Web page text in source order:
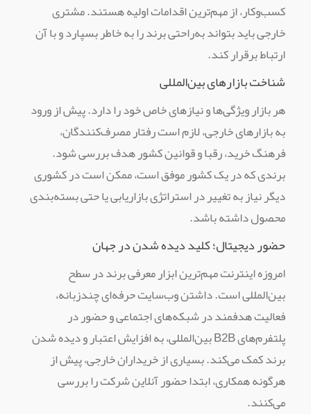
کسب‌وکار، از مهم‌ترین اقدامات اولیه هستند. مشتری
خارجی باید بتواند به‌راحتی برند را به خاطر بسپارد و با آن
ارتباط برقرار کند.
شناخت بازارهای بین‌المللی
هر بازار ویژگی‌ها و نیازهای خاص خود را دارد. پیش از ورود
به بازارهای خارجی، لازم است رفتار مصرف‌کنندگان،
فرهنگ خرید، رقبا و قوانین کشور هدف بررسی شود.
برندی که در یک کشور موفق است، ممکن است در کشوری
دیگر نیاز به تغییر در استراتژی بازاریابی یا حتی بسته‌بندی
محصول داشته باشد.
حضور دیجیتال؛ کلید دیده شدن در جهان
امروزه اینترنت مهم‌ترین ابزار معرفی برند در سطح
بین‌المللی است. داشتن وب‌سایت حرفه‌ای چندزبانه،
فعالیت هدفمند در شبکه‌های اجتماعی و حضور در
پلتفرم‌های B2B بین‌المللی، به افزایش اعتبار و دیده شدن
برند کمک می‌کند. بسیاری از خریداران خارجی، پیش از
هرگونه همکاری، ابتدا حضور آنلاین شرکت را بررسی
می‌کنند.